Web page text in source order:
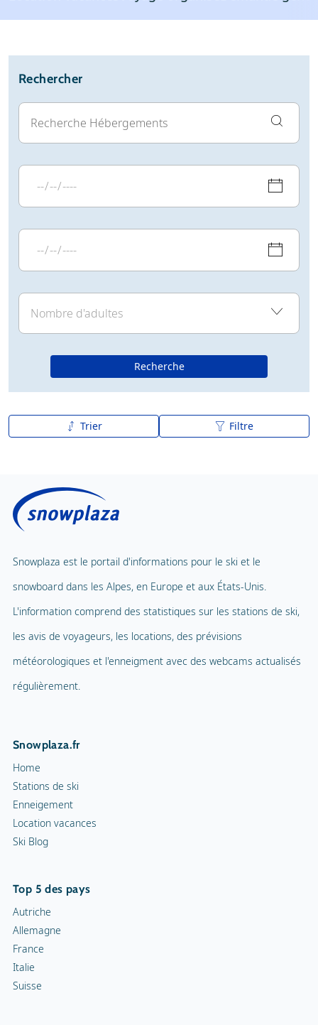
Météo
Écoles de ski
Location de ski
Rechercher
Recherche
Trier Filtre
De A à Z
Snowplaza est le portail d'informations pour le ski et le
snowboard dans les Alpes, en Europe et aux États-Unis.
L'information comprend des statistiques sur les stations de ski,
les avis de voyageurs, les locations, des prévisions
météorologiques et l'enneigment avec des webcams actualisés
régulièrement.
Snowplaza.fr
Home
Stations de ski
Enneigement
Location vacances
Ski Blog
Top 5 des pays
Autriche
Allemagne
France
Italie
Suisse